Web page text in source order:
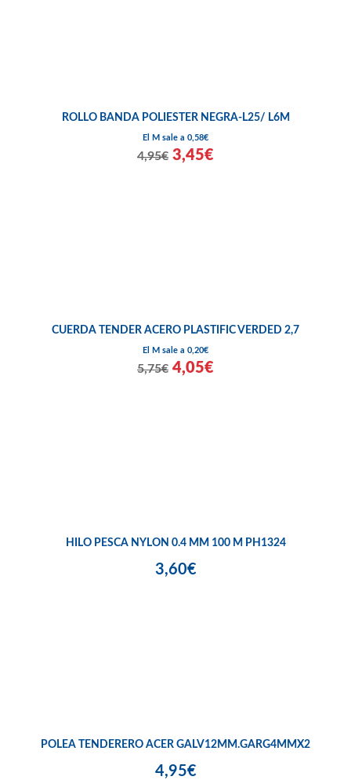
ROLLO BANDA POLIESTER NEGRA-L25/ L6M
El M sale a 0,58€
4,95€ 3,45€
CUERDA TENDER ACERO PLASTIFIC VERDED 2,7
El M sale a 0,20€
5,75€ 4,05€
HILO PESCA NYLON 0.4 MM 100 M PH1324
3,60€
POLEA TENDERERO ACER GALV12MM.GARG4MMX2
4,95€